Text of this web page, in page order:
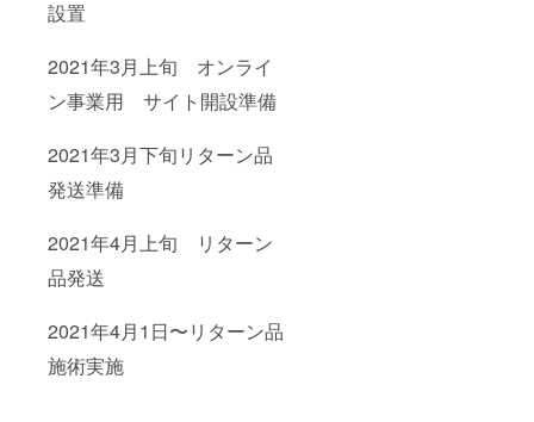
設置
2021年3月上旬 オンライ
ン事業用 サイト開設準備
2021年3月下旬リターン品
発送準備
2021年4月上旬 リターン
品発送
2021年4月1日〜リターン品
施術実施